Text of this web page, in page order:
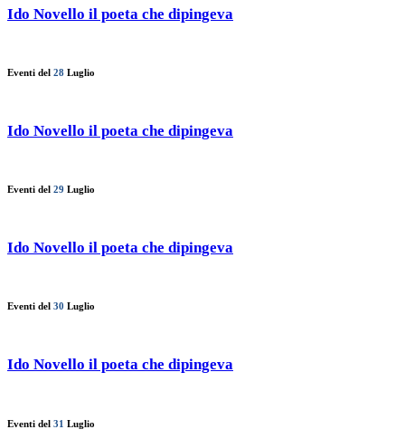
Ido Novello il poeta che dipingeva
Eventi del 28 Luglio
Ido Novello il poeta che dipingeva
Eventi del 29 Luglio
Ido Novello il poeta che dipingeva
Eventi del 30 Luglio
Ido Novello il poeta che dipingeva
Eventi del 31 Luglio